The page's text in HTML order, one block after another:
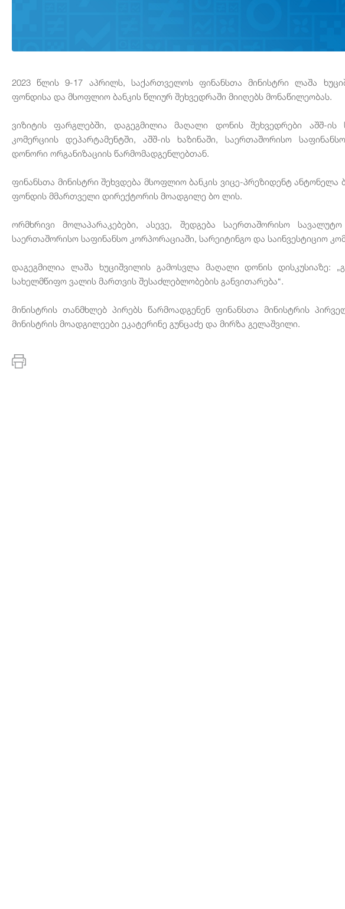
2023 წლის 9-17 აპრილს, საქართველოს ფინანსთა მინისტრი ლაშა
ფონდისა და მსოფლიო ბანკის წლიურ შეხვედრაში მიიღებს მონაწილეობას.
ვიზიტის ფარგლებში, დაგეგმილია მაღალი დონის შეხვედრები აშშ-ის
კომერციის დეპარტამენტში, აშშ-ის ხაზინაში, საერთაშორისო
დონორი ორგანიზაციის წარმომადგენლებთან.
ფინანსთა მინისტრი შეხვდება მსოფლიო ბანკის ვიცე-პრეზიდენტ ანტონელა
ფონდის მმართველი დირექტორის მოადგილე ბო ლის.
ორმხრივი მოლაპარაკებები, ასევე, შედგება საერთაშორისო
საერთაშორისო საფინანსო კორპორაციაში, სარეიტინგო და საინვესტიციო
დაგეგმილია ლაშა ხუციშვილის გამოსვლა მაღალი დონის დისკუსიაზე:
სახელმწიფო ვალის მართვის შესაძლებლობების განვითარება“.
მინისტრის თანმხლებ პირებს წარმოადგენენ ფინანსთა მინისტრის
მინისტრის მოადგილეები ეკატერინე გუნცაძე და მირზა გელაშვილი.